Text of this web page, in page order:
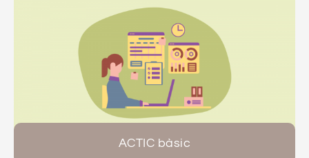
ACTIC bàsic